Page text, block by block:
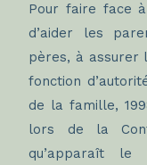
Pour faire face
d’aider les
pères, à assurer
fonction
de la famille,
lors de la
qu’apparaît